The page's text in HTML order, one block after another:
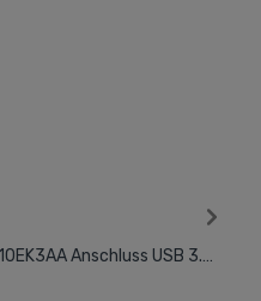
Anschluss USB 3.…